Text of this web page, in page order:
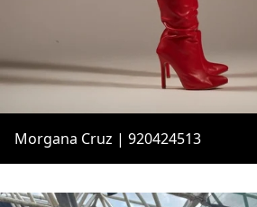
Morgana Cruz | 920424513